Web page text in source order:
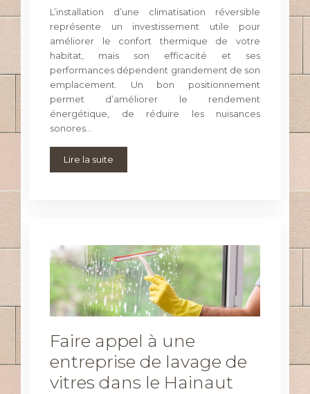
L’installation d’une climatisation réversible
représente un investissement utile pour
améliorer le confort thermique de votre
habitat, mais son efficacité et ses
performances dépendent grandement de son
emplacement. Un bon positionnement
permet d’améliorer le rendement
énergétique, de réduire les nuisances
sonores…
Lire la suite
Faire appel à une
entreprise de lavage de
vitres dans le Hainaut